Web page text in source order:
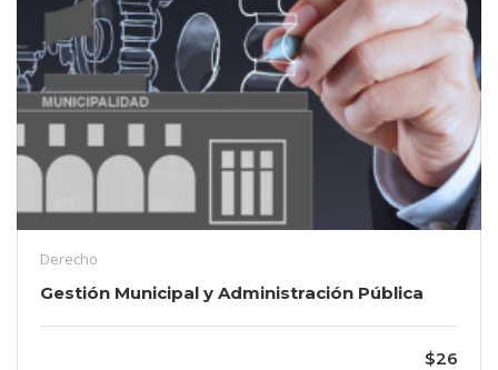
Derecho
Gestión Municipal y Administración Pública
$26